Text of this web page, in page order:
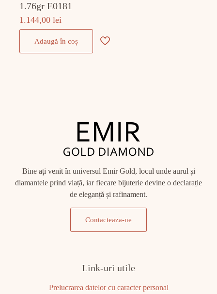
1.76gr E0181
1.144,00lei
Adaugă în coș
Bine ați venit în universul Emir Gold, locul unde aurul și
diamantele prind viață, iar fiecare bijuterie devine o declarație
de eleganță și rafinament.
Contacteaza-ne
Link-uri utile
Prelucrarea datelor cu caracter personal